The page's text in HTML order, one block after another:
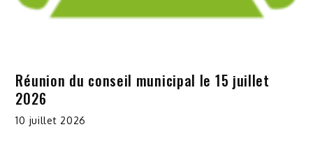
Réunion du conseil municipal le 15 juillet
2026
10 juillet 2026